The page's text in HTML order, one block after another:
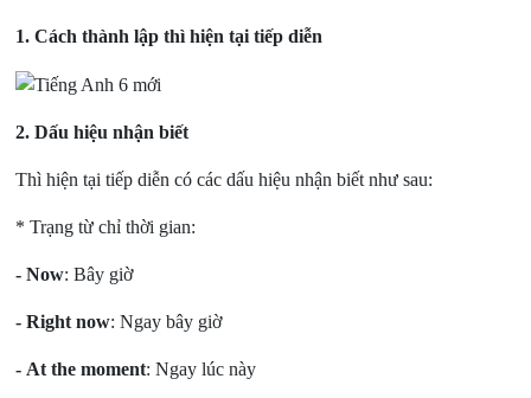
1. Cách thành lập thì hiện tại tiếp diễn
2. Dấu hiệu nhận biết
Thì hiện tại tiếp diễn có các dấu hiệu nhận biết như sau:
* Trạng từ chỉ thời gian:
- Now: Bây giờ
- Right now: Ngay bây giờ
- At the moment: Ngay lúc này